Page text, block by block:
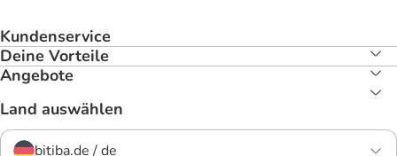
Kundenservice
Deine Vorteile
Angebote
Land auswählen
bitiba.de / de